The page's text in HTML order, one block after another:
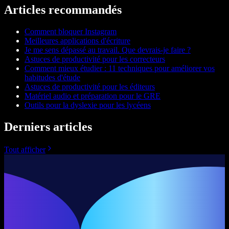
Articles recommandés
Comment bloquer Instagram
Meilleures applications d'écriture
Je me sens dépassé au travail. Que devrais-je faire ?
Astuces de productivité pour les correcteurs
Comment mieux étudier : 11 techniques pour améliorer vos
habitudes d'étude
Astuces de productivité pour les éditeurs
Matériel audio et préparation pour le GRE
Outils pour la dyslexie pour les lycéens
Derniers articles
Tout afficher